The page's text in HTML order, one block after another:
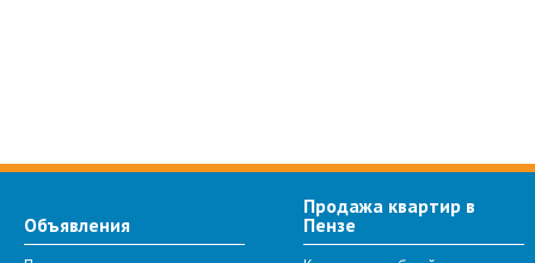
Объявления
Продажа квартир в
Пензе